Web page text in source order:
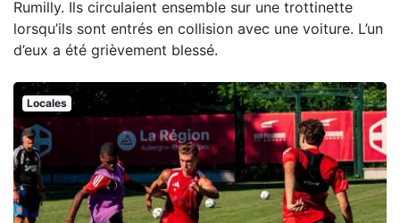
Rumilly. Ils circulaient ensemble sur une trottinette
lorsqu’ils sont entrés en collision avec une voiture. L’un
d’eux a été grièvement blessé.
Locales